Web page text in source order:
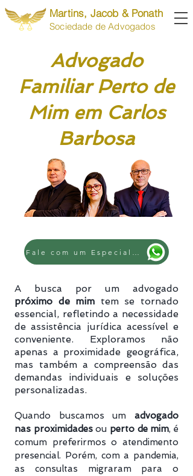
Martins, Jacob & Ponath
Sociedade de Advogados
Advogado
Familiar Perto de
Mim em Carlos
Barbosa
A busca por um advogado
próximo de mim tem se tornado
essencial, refletindo a necessidade
de assistência jurídica acessível e
conveniente. Exploramos não
apenas a proximidade geográfica,
mas também a compreensão das
demandas individuais e soluções
personalizadas.
Quando buscamos um advogado
nas proximidadesou perto de mim, é
comum preferirmos o atendimento
presencial. Porém, com a pandemia,
as consultas migraram para o